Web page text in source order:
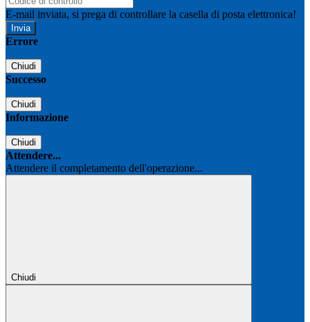
E-mail inviata, si prega di controllare la casella di posta elettronica!
Errore
Chiudi
Successo
Chiudi
Informazione
Chiudi
Attendere...
Attendere il completamento dell'operazione...
Chiudi